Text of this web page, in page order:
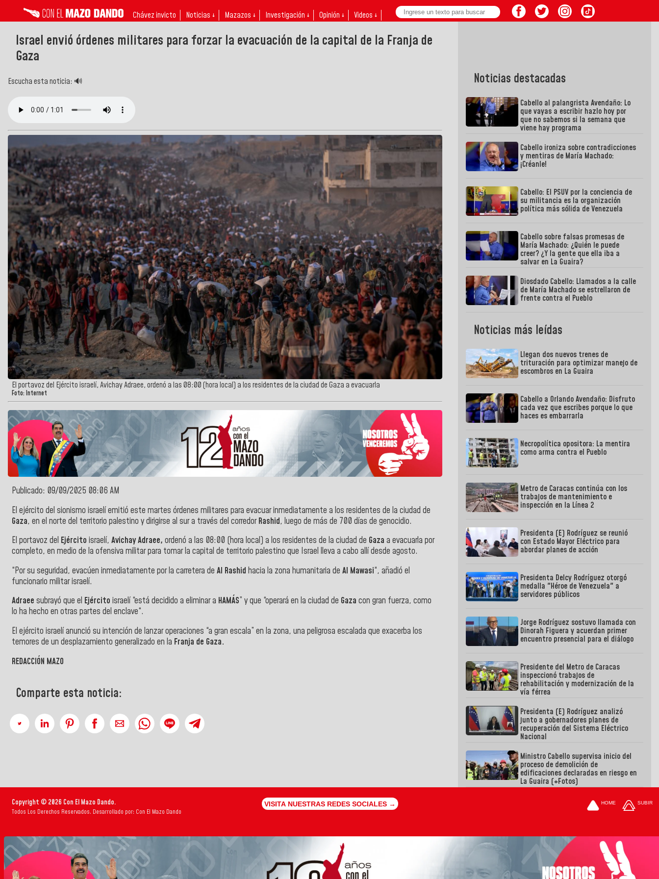
Chávez invicto Noticias ↓ Mazazos ↓ Investigación ↓ Opinión ↓ Videos ↓
Israel envió órdenes militares para forzar la evacuación de la capital de la Franja de
Gaza
Escucha esta noticia: 🔊
El portavoz del Ejército israelí, Avichay Adraee, ordenó a las 08:00 (hora local) a los residentes de la ciudad de Gaza a evacuarla
Foto: Internet
Publicado: 09/09/2025 08:06 AM
El ejército del sionismo israelí emitió este martes órdenes militares para evacuar inmediatamente a los residentes de la ciudad de
Gaza, en el norte del territorio palestino y dirigirse al sur a través del corredorRashid, luego de más de 700 días de genocidio.
El portavoz del Ejército israelí, Avichay Adraee, ordenó a las 08:00 (hora local) a los residentes de la ciudad de Gaza a evacuarla por
completo, en medio de la ofensiva militar para tomar la capital de territorio palestino que Israel lleva a cabo allí desde agosto.
“Por su seguridad, evacúen inmediatamente por la carretera de Al Rashid hacia la zona humanitaria de Al Mawasi“, añadió el
funcionario militar israelí.
Adraee subrayó que el Ejército israelí “está decidido a eliminar a HAMÁS” y que “operará en la ciudad de Gaza con gran fuerza, como
lo ha hecho en otras partes del enclave“.
El ejército israelí anunció su intención de lanzar operaciones “a gran escala” en la zona, una peligrosa escalada que exacerba los
temores de un desplazamiento generalizado en la Franja de Gaza.
REDACCIÓN MAZO
Comparte esta noticia:
Noticias destacadas
Cabello al palangrista Avendaño: Lo
que vayas a escribir hazlo hoy por
que no sabemos si la semana que
viene hay programa
Cabello ironiza sobre contradicciones
y mentiras de María Machado:
¡Créanle!
Cabello: El PSUV por la conciencia de
su militancia es la organización
política más sólida de Venezuela
Cabello sobre falsas promesas de
María Machado: ¿Quién le puede
creer? ¿Y la gente que ella iba a
salvar en La Guaira?
Diosdado Cabello: Llamados a la calle
de María Machado se estrellaron de
frente contra el Pueblo
Noticias más leídas
Llegan dos nuevos trenes de
trituración para optimizar manejo de
escombros en La Guaira
Cabello a Orlando Avendaño: Disfruto
cada vez que escribes porque lo que
haces es embarrarla
Necropolítica opositora: La mentira
como arma contra el Pueblo
Metro de Caracas continúa con los
trabajos de mantenimiento e
inspección en la Línea 2
Presidenta (E) Rodríguez se reunió
con Estado Mayor Eléctrico para
abordar planes de acción
Presidenta Delcy Rodríguez otorgó
medalla "Héroe de Venezuela" a
servidores públicos
Jorge Rodríguez sostuvo llamada con
Dinorah Figuera y acuerdan primer
encuentro presencial para el diálogo
Presidente del Metro de Caracas
inspeccionó trabajos de
rehabilitación y modernización de la
vía férrea
Presidenta (E) Rodríguez analizó
junto a gobernadores planes de
recuperación del Sistema Eléctrico
Nacional
Ministro Cabello supervisa inicio del
proceso de demolición de
edificaciones declaradas en riesgo en
La Guaira (+Fotos)
Copyright © 2026 Con El Mazo Dando.
Todos Los Derechos Reservados. Desarrollado por: Con El Mazo Dando
VISITA NUESTRAS REDES SOCIALES → HOME SUBIR